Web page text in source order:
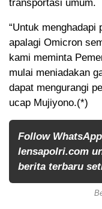
transportasi umum.
“Untuk menghadapi
apalagi Omicron
kami meminta
mulai meniadakan
dapat mengurangi
ucap Mujiyono.(*)
Follow
lensapolri.com
berita terbaru